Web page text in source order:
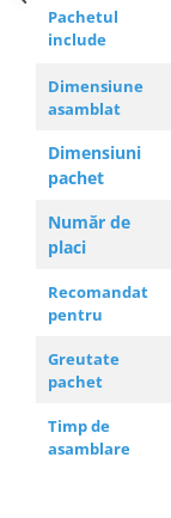
Pachetul
include
Dimensiune
asamblat
Dimensiuni
pachet
Număr de
placi
Recomandat
pentru
Greutate
pachet
Timp de
asamblare